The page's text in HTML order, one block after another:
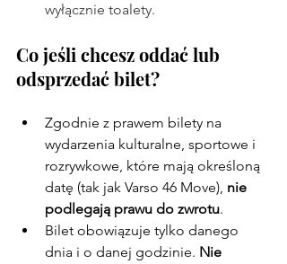
wyłącznie toalety.
Co jeśli chcesz oddać lub
odsprzedać bilet?
Zgodnie z prawem bilety na
wydarzenia kulturalne, sportowe i
rozrywkowe, które mają określoną
datę (tak jak Varso 46 Move), nie
podlegają prawu do zwrotu.
Bilet obowiązuje tylko danego
dnia i o danej godzinie. Nie